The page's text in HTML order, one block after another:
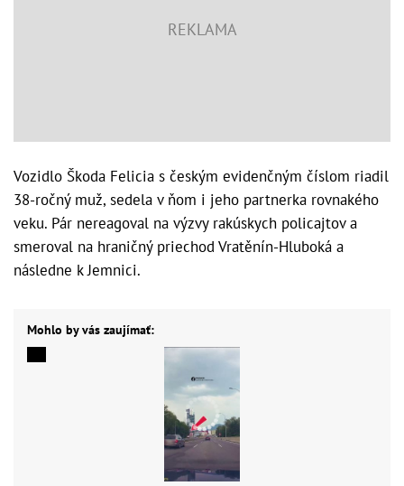
Vozidlo Škoda Felicia s českým evidenčným číslom riadil
38-ročný muž, sedela v ňom i jeho partnerka rovnakého
veku. Pár nereagoval na výzvy rakúskych policajtov a
smeroval na hraničný priechod Vratěnín-Hluboká a
následne k Jemnici.
Mohlo by vás zaujímať: